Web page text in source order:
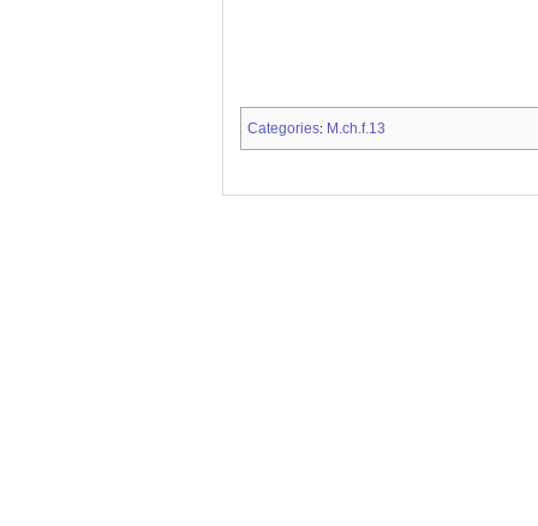
Categories: M.ch.f.13